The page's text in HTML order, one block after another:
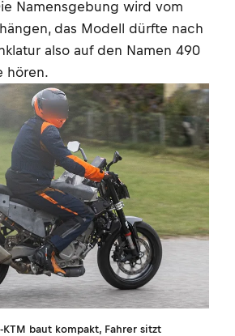
Namensgebung wird vom
das Modell dürfte nach
also auf den Namen 490
hören.
baut kompakt, Fahrer sitzt